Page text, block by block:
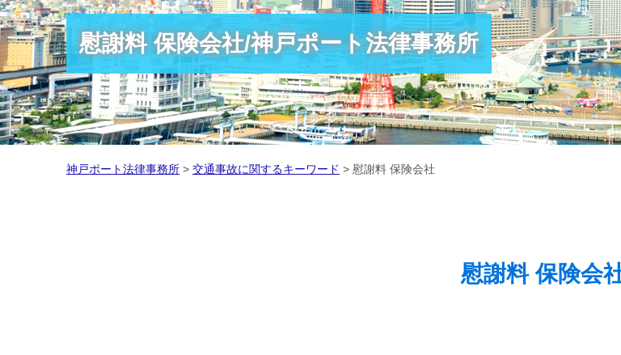
慰謝料 保険会社/神戸ポート法律事務所
神戸ポート法律事務所 > 交通事故に関するキーワード > 慰謝料 保険会社
慰謝料 保険会